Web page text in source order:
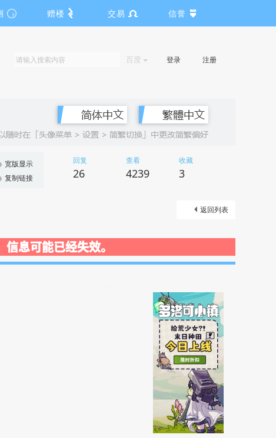
赠楼 交易 信誉
百度 登录 注册
宽版显示
复制链接
回复
26
查看
4239
收藏
3
返回列表
息可能已经失效。